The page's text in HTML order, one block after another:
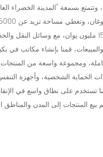
وتتمتع بسمعة "المدينة الخضراء
والمبيعات، قمنا بإنشاء مكاتب
الكاملة، ومجموعة واسعة من
الشخصية، وأجهزة التنفس
تستخدم على نطاق واسع في الإنقاذ
بيع المنتجات إلى المدن